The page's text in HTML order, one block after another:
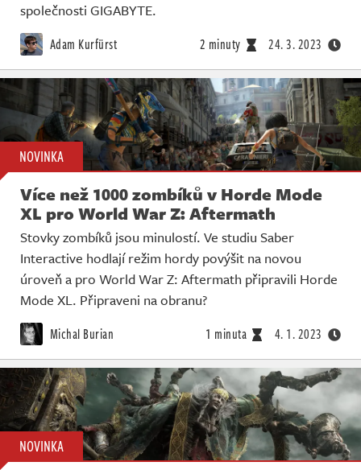
společnosti GIGABYTE.
Adam Kurfürst 2 minuty 24. 3. 2023
NOVINKA
Více než 1000 zombíků v Horde Mode
XL pro World War Z: Aftermath
Stovky zombíků jsou minulostí. Ve studiu Saber
Interactive hodlají režim hordy povýšit na novou
úroveň a pro World War Z: Aftermath připravili Horde
Mode XL. Připraveni na obranu?
Michal Burian 1 minuta 4. 1. 2023
NOVINKA